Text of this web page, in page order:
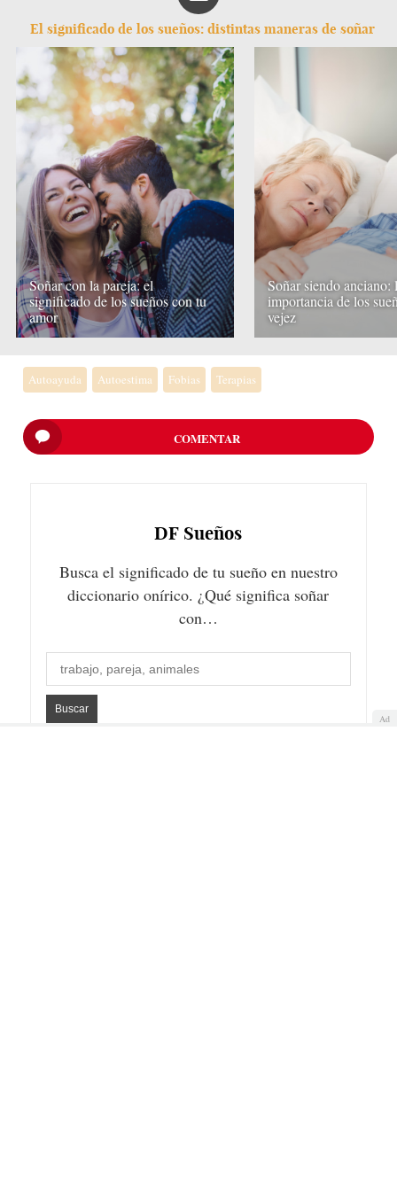
El significado de los sueños: distintas maneras de soñar
Soñar con la pareja: el
significado de los sueños con tu
amor
Soñar siendo anciano:
importancia de los
vejez
Autoayuda Autoestima Fobias Terapias
COMENTAR
DF Sueños
Busca el significado de tu sueño en nuestro
diccionario onírico. ¿Qué significa soñar
con…
Ad